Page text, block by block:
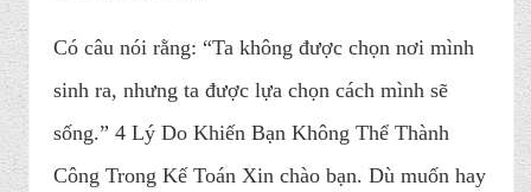
Có câu nói rằng: “Ta không được chọn nơi mình
sinh ra, nhưng ta được lựa chọn cách mình sẽ
sống.” 4 Lý Do Khiến Bạn Không Thể Thành
Công Trong Kế Toán Xin chào bạn. Dù muốn hay